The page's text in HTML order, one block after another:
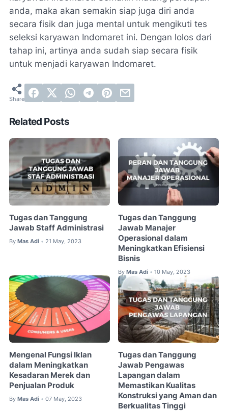
anda, maka akan semakin siap juga diri anda
secara fisik dan juga mental untuk mengikuti tes
seleksi karyawan Indomaret ini. Dengan lolos dari
tahap ini, artinya anda sudah siap secara fisik
untuk menjadi karyawan Indomaret.
Related Posts
Tugas dan Tanggung
Jawab Staff Administrasi
By Mas Adi • 21 May, 2023
Tugas dan Tanggung
Jawab Manajer
Operasional dalam
Meningkatkan Efisiensi
Bisnis
By Mas Adi • 10 May, 2023
Mengenal Fungsi Iklan
dalam Meningkatkan
Kesadaran Merek dan
Penjualan Produk
By Mas Adi • 07 May, 2023
Tugas dan Tanggung
Jawab Pengawas
Lapangan dalam
Memastikan Kualitas
Konstruksi yang Aman dan
Berkualitas Tinggi